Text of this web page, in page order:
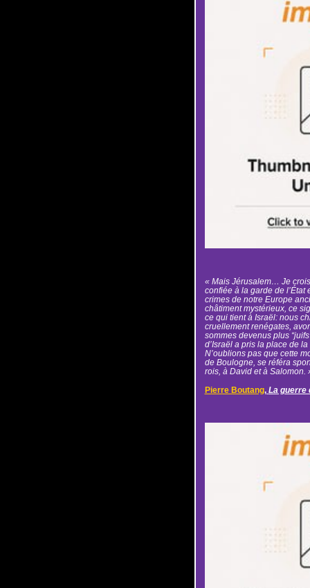
« Mais Jérusalem… Je
confiée à la garde de l’État
crimes de notre Europe
châtiment mystérieux, ce
ce qui tient à Israël: nous
cruellement renégates,
sommes devenus plus
d’Israël a pris la place de
N’oublions pas que cette
de Boulogne, se référa
rois, à David et à Salomon.
Pierre Boutang, La guerre